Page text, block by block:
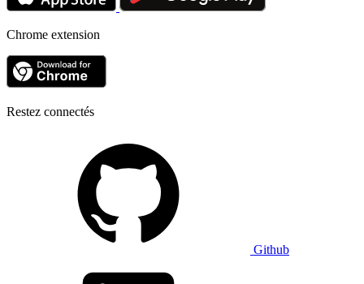
Chrome extension
Restez connectés
Github